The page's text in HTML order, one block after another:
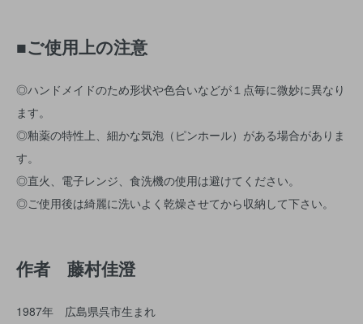
■ご使用上の注意
◎ハンドメイドのため形状や色合いなどが１点毎に微妙に異なり
ます。
◎釉薬の特性上、細かな気泡（ピンホール）がある場合がありま
す。
◎直火、電子レンジ、食洗機の使用は避けてください。
◎ご使用後は綺麗に洗いよく乾燥させてから収納して下さい。
作者 藤村佳澄
1987年 広島県呉市生まれ